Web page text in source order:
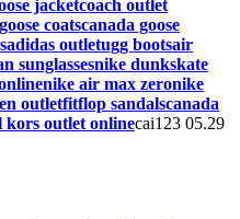
jacketcoach outlet
coatscanada goose
adidas outletugg bootsair
sunglassesnike dunkskate
nike air max zeronike
outletfitflop sandalscanada
kors outlet onlinecai123 05.29